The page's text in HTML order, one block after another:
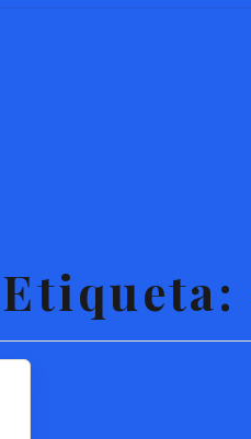
Etiqueta: